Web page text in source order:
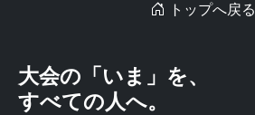
トップへ戻る
大会の「いま」を、
すべての人へ。